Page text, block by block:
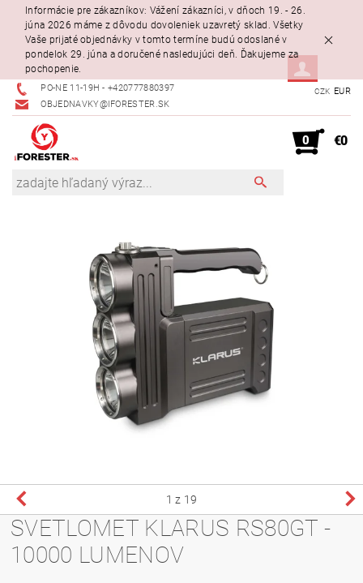
Informácie pre zákazníkov: Vážení zákazníci, v dňoch 19. - 26.
júna 2026 máme z dôvodu dovoleniek uzavretý sklad. Všetky
Vaše prijaté objednávky v tomto termíne budú odoslané v
pondelok 29. júna a doručené nasledujúci deň. Ďakujeme za
pochopenie.
PO-NE 11-19H - +420777880397
OBJEDNAVKY@IFORESTER.SK
CZK EUR
0 €0
1 z 19
SVETLOMET KLARUS RS80GT -
10000 LUMENOV